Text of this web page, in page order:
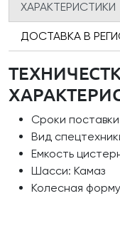
ХАРАКТЕРИСТИКИ
ДОСТАВКА В
Сроки
Вид
Емкость
Шасси: Камаз
Колесная